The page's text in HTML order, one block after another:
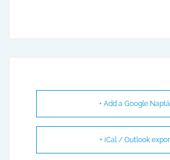
+ Add a Google
+ iCal / Outlook